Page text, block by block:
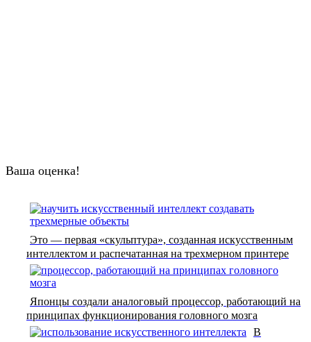
Ваша оценка!
Это — первая «скульптура», созданная искусственным
интеллектом и распечатанная на трехмерном принтере
Японцы создали аналоговый процессор, работающий на
принципах функционирования головного мозга
В